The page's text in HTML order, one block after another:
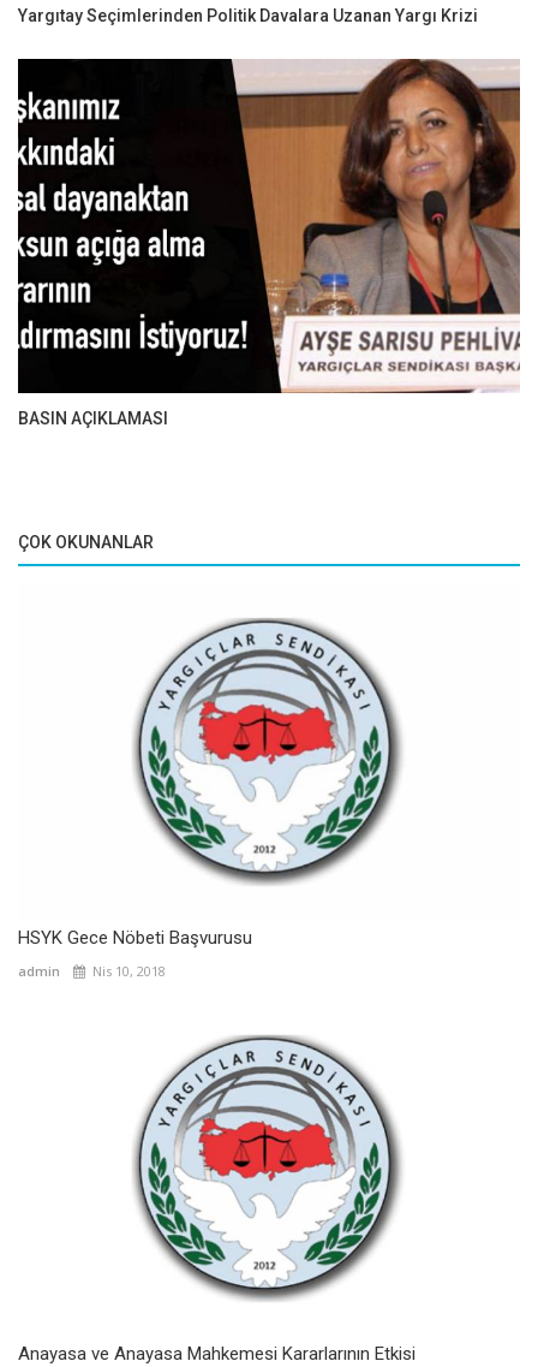
Yargıtay Seçimlerinden Politik Davalara Uzanan Yargı Krizi
BASIN AÇIKLAMASI
ÇOK OKUNANLAR
HSYK Gece Nöbeti Başvurusu
admin Nis 10, 2018
Anayasa ve Anayasa Mahkemesi Kararlarının Etkisi